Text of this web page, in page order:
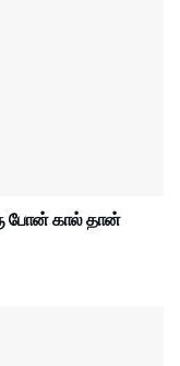
போன் கால் தான்